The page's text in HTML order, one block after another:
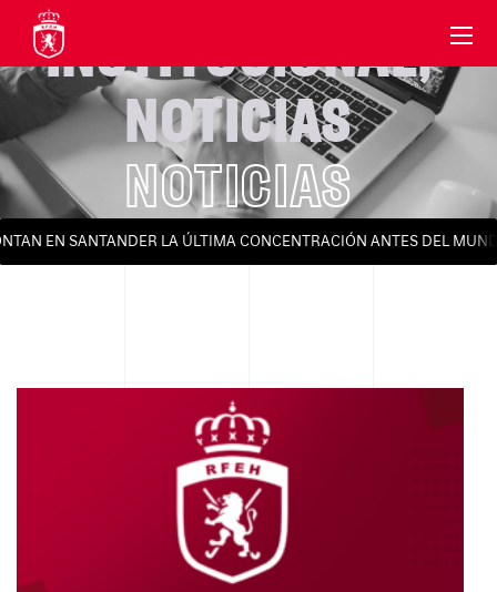
INSTITUCIONAL,
NOTICIAS
NOTICIAS
EN SANTANDER LA ÚLTIMA CONCENTRACIÓN ANTES DEL